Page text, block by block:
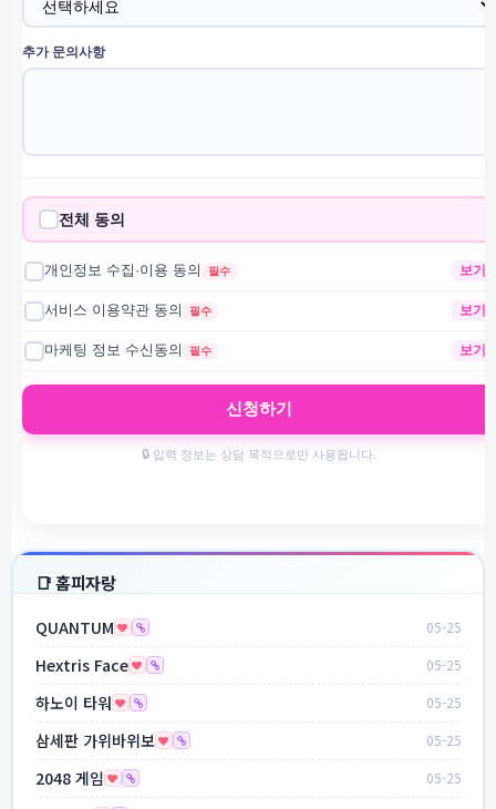
📑 홈피자랑
QUANTUM 05-25
Hextris Face 05-25
하노이 타워 05-25
삼세판 가위바위보 05-25
2048 게임 05-25